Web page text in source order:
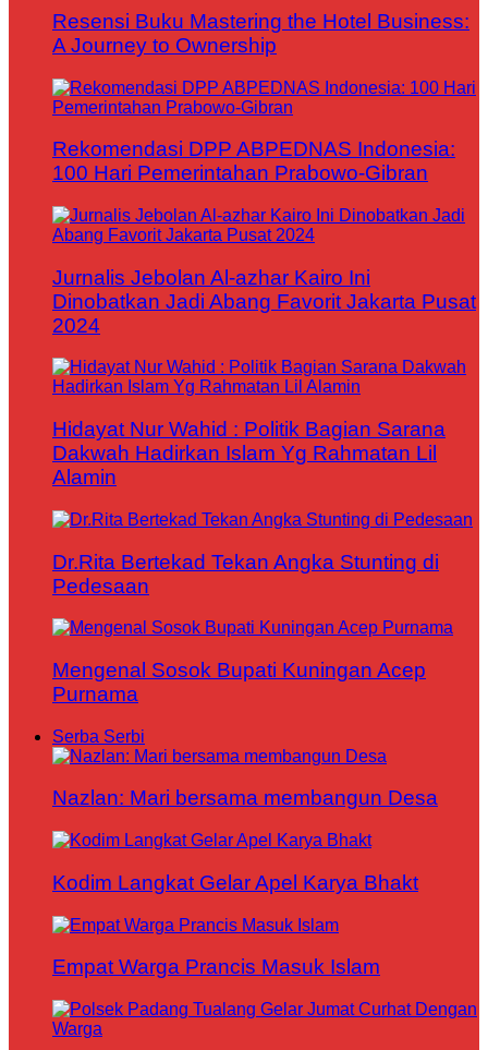
Resensi Buku Mastering the Hotel Business:
A Journey to Ownership
Rekomendasi DPP ABPEDNAS Indonesia:
100 Hari Pemerintahan Prabowo-Gibran
Jurnalis Jebolan Al-azhar Kairo Ini
Dinobatkan Jadi Abang Favorit Jakarta Pusat
2024
Hidayat Nur Wahid : Politik Bagian Sarana
Dakwah Hadirkan Islam Yg Rahmatan Lil
Alamin
Dr.Rita Bertekad Tekan Angka Stunting di
Pedesaan
Mengenal Sosok Bupati Kuningan Acep
Purnama
Serba Serbi
Nazlan: Mari bersama membangun Desa
Kodim Langkat Gelar Apel Karya Bhakt
Empat Warga Prancis Masuk Islam